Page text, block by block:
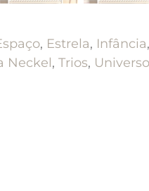
, Estrela, Infância,
Neckel, Trios, Universo